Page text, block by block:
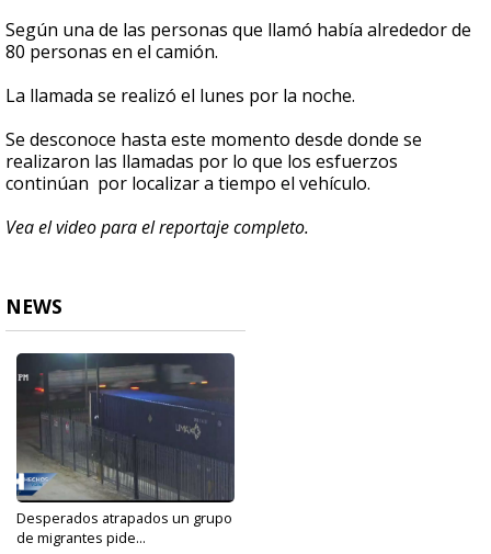
Según una de las personas que llamó había alrededor de
80 personas en el camión.
La llamada se realizó el lunes por la noche.
Se desconoce hasta este momento desde donde se
realizaron las llamadas por lo que los esfuerzos
continúan por localizar a tiempo el vehículo.
Vea el video para el reportaje completo.
NEWS
Desperados atrapados un grupo
de migrantes pide...